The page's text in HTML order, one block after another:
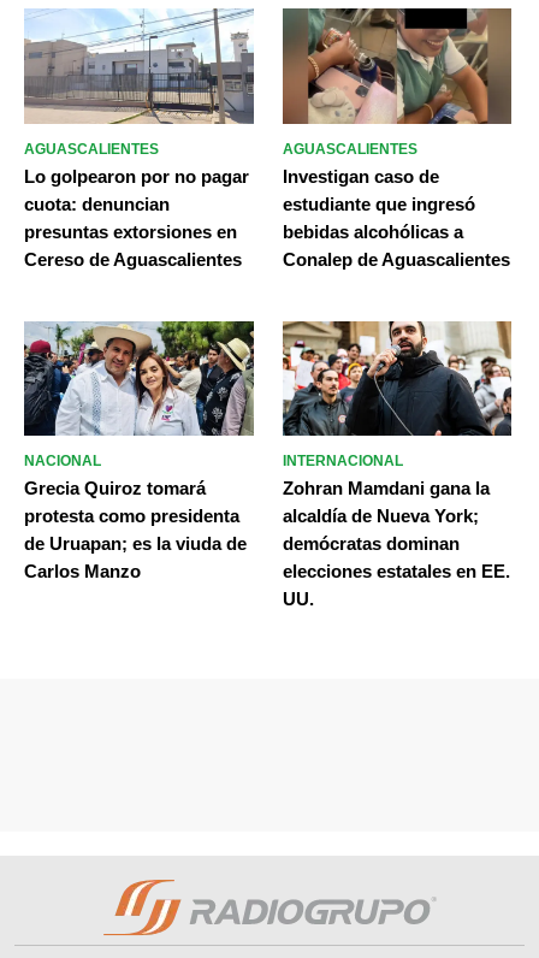
AGUASCALIENTES
Lo golpearon por no pagar
cuota: denuncian
presuntas extorsiones en
Cereso de Aguascalientes
AGUASCALIENTES
Investigan caso de
estudiante que ingresó
bebidas alcohólicas a
Conalep de Aguascalientes
NACIONAL
Grecia Quiroz tomará
protesta como presidenta
de Uruapan; es la viuda de
Carlos Manzo
INTERNACIONAL
Zohran Mamdani gana la
alcaldía de Nueva York;
demócratas dominan
elecciones estatales en EE.
UU.